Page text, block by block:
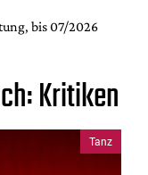
bis 07/2026
Kritiken
Tanz